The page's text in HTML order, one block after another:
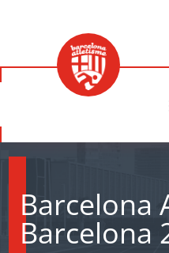
Barcelona
Barcelona